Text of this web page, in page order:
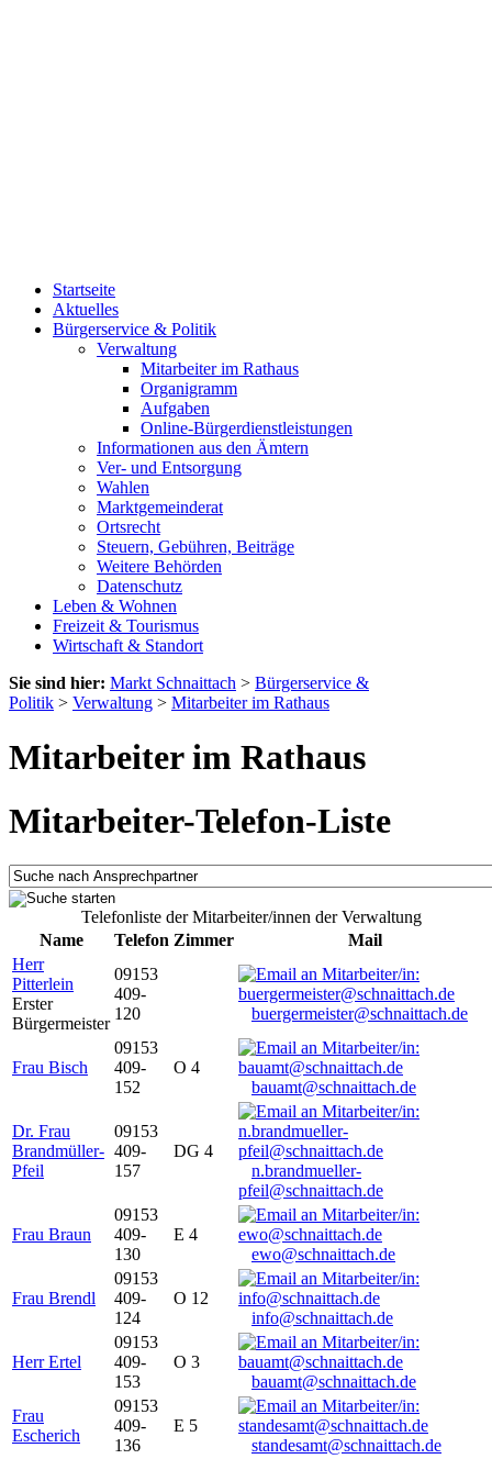
Startseite
Aktuelles
Bürgerservice & Politik
Verwaltung
Mitarbeiter im Rathaus
Organigramm
Aufgaben
Online-Bürgerdienstleistungen
Informationen aus den Ämtern
Ver- und Entsorgung
Wahlen
Marktgemeinderat
Ortsrecht
Steuern, Gebühren, Beiträge
Weitere Behörden
Datenschutz
Leben & Wohnen
Freizeit & Tourismus
Wirtschaft & Standort
Sie sind hier: Markt Schnaittach > Bürgerservice &
Politik > Verwaltung > Mitarbeiter im Rathaus
Mitarbeiter im Rathaus
Mitarbeiter-Telefon-Liste
Telefonliste der Mitarbeiter/innen der Verwaltung
Name
Telefon Zimmer
Mail
Herr
Pitterlein
Erster
Bürgermeister
09153
409-
120
buergermeister@schnaittach.de
Frau Bisch
09153
409-
152
O 4
bauamt@schnaittach.de
Dr. Frau
Brandmüller-
Pfeil
09153
409-
157
DG 4
n.brandmueller-
pfeil@schnaittach.de
Frau Braun
09153
409-
130
E 4
ewo@schnaittach.de
Frau Brendl
09153
409-
124
O 12
info@schnaittach.de
Herr Ertel
09153
409-
153
O 3
bauamt@schnaittach.de
Frau
Escherich
09153
409-
136
E 5
standesamt@schnaittach.de